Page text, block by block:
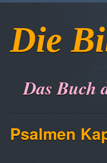
Die
Das Buch
Psalmen